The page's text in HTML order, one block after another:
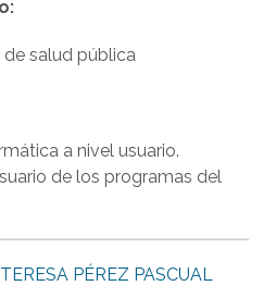
salud pública
a nivel usuario.
de los programas del
PÉREZ PASCUAL